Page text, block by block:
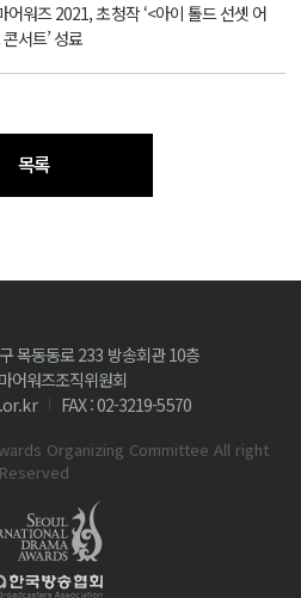
워즈 2021, 초청작 ‘<아이 톨드 선셋 어
서트’ 성료
목록
목동동로 233 방송회관 10층
어워즈조직위원회
FAX : 02-3219-5570
Organizing Committee All right
Reserved